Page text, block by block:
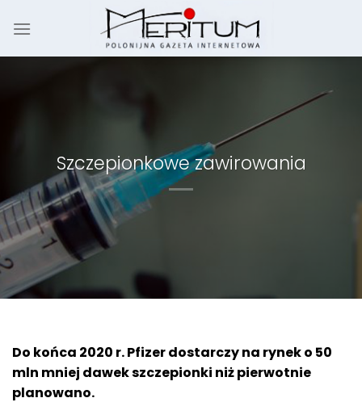
Szczepionkowe zawirowania
Do końca 2020 r. Pfizer dostarczy na rynek o 50
mln mniej dawek szczepionki niż pierwotnie
planowano.